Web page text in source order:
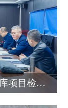
书记走访日 | 吴海军到安徽汤村水库项目检查指导